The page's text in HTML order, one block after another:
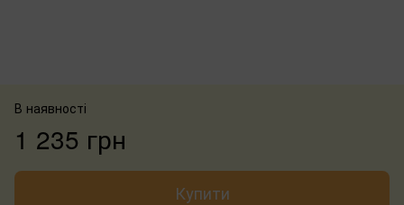
В наявності
1 235 грн
Купити